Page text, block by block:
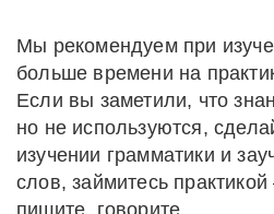
Мы рекомендуем при
больше времени на
Если вы заметили, что
но не используются,
изучении грамматики и
слов, займитесь